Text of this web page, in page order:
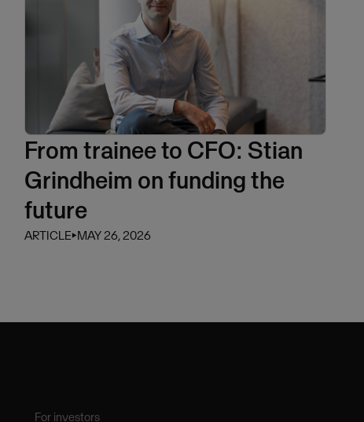
From trainee to CFO: Stian
Grindheim on funding the
future
ARTICLE⏵MAY 26, 2026
For investors